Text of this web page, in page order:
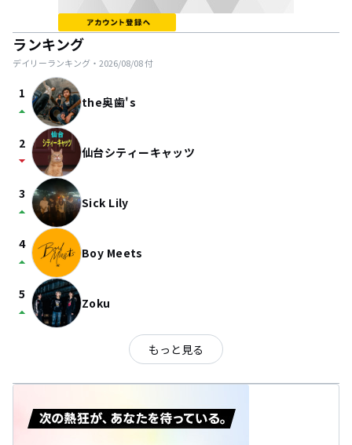
ランキング
デイリーランキング・ 2026/08/08付
1
arrow_drop_up the奥歯's
2
arrow_drop_down 仙台シティーキャッツ
3
arrow_drop_up Sick Lily
4
arrow_drop_up Boy Meets
5
arrow_drop_up Zoku
もっと見る